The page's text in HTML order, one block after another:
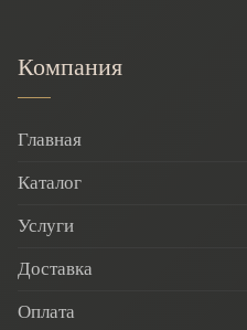
Компания
Главная
Каталог
Услуги
Доставка
Оплата